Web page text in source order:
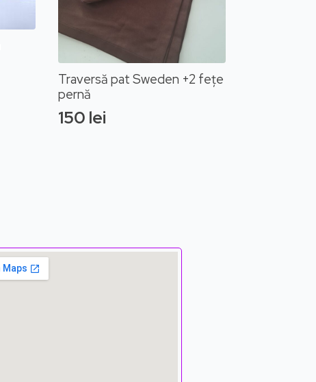
Traversă pat Sweden +2 fețe
pernă
150 lei